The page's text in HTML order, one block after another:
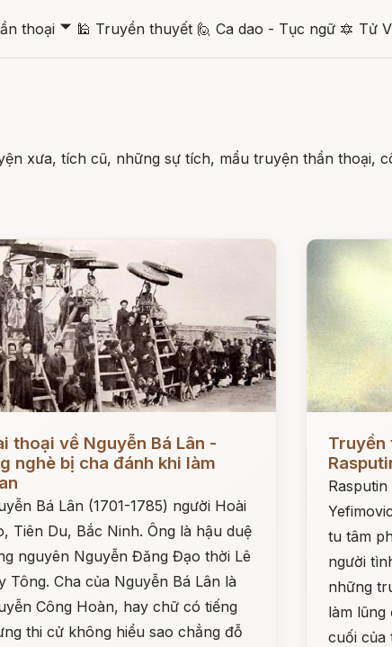
thoại 🞃 🕌 Truyền thuyết 🙋 Ca dao - Tục ngữ 🔯 Tử
xưa, tích cũ, những sự tích, mẩu truyện thần thoại,
thoại về Nguyễn Bá Lân -
nghè bị cha đánh khi làm
Bá Lân (1701-1785) người Hoài
Tiên Du, Bắc Ninh. Ông là hậu duệ
nguyên Nguyễn Đăng Đạo thời Lê
Tông. Cha của Nguyễn Bá Lân là
Công Hoàn, hay chữ có tiếng
thi cử không hiểu sao chẳng đỗ
Đọc ngay
Truyền
tu tâm
người
những
làm
cuối của